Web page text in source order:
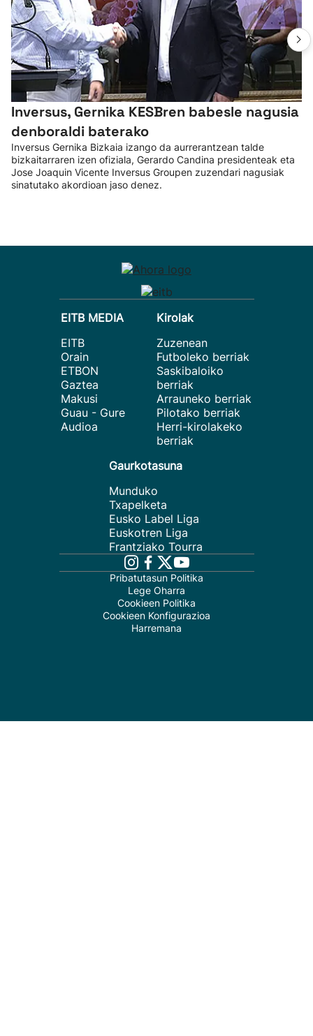
Inversus, Gernika KESBren babesle nagusia
denboraldi baterako
Inversus Gernika Bizkaia izango da aurrerantzean talde
bizkaitarraren izen ofiziala, Gerardo Candina presidenteak eta
Jose Joaquin Vicente Inversus Groupen zuzendari nagusiak
sinatutako akordioan jaso denez.
EITB MEDIA
EITB
Orain
ETBON
Gaztea
Makusi
Guau - Gure
Audioa
Kirolak
Zuzenean
Futboleko berriak
Saskibaloiko
berriak
Arrauneko berriak
Pilotako berriak
Herri-kirolakeko
berriak
Gaurkotasuna
Munduko
Txapelketa
Eusko Label Liga
Euskotren Liga
Frantziako Tourra
Pribatutasun Politika
Lege Oharra
Cookieen Politika
Cookieen Konfigurazioa
Harremana